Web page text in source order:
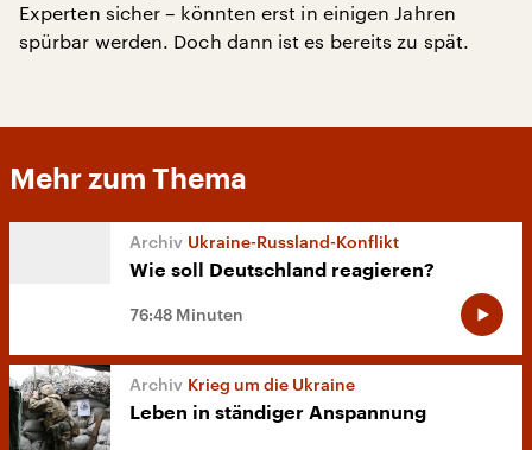
Experten sicher – könnten erst in einigen Jahren
spürbar werden. Doch dann ist es bereits zu spät.
Mehr zum Thema
Ukraine-Russland-Konflikt
Wie soll Deutschland reagieren?
76:48 Minuten
Krieg um die Ukraine
Leben in ständiger Anspannung